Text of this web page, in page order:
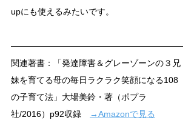
upにも使えるみたいです。
関連著書：「発達障害＆グレーゾーンの３兄
妹を育てる母の毎日ラクラク笑顔になる108
の子育て法」大場美鈴・著（ポプラ
社/2016）p92収録
→Amazonで見る